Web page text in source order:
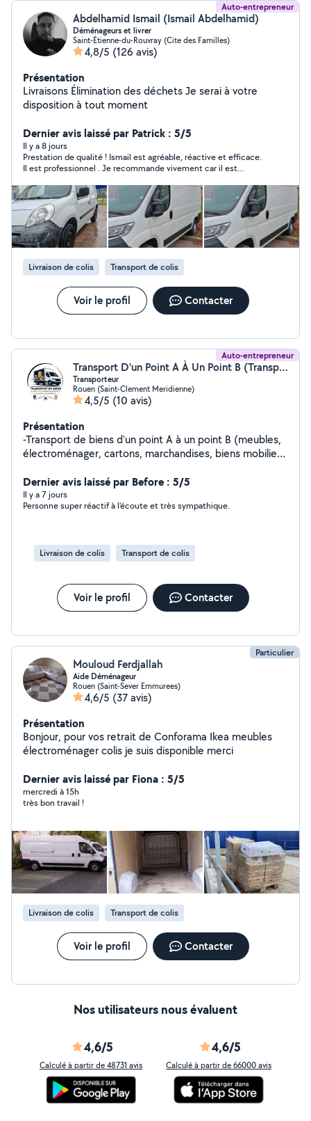
Auto-entrepreneur
Abdelhamid Ismail (Ismail Abdelhamid)
Déménageurs et livrer
Saint-Étienne-du-Rouvray (Cite des Familles)
4,8/5 (126 avis)
Présentation
Livraisons Élimination des déchets Je serai à votre
disposition à tout moment
Dernier avis laissé par Patrick : 5/5
Il y a 8 jours
Prestation de qualité ! Ismail est agréable, réactive et efficace.
Il est professionnel . Je recommande vivement car il est
de stockage. Merci encore!
Livraison de colis Transport de colis
Voir le profil Contacter
Auto-entrepreneur
Transport D'un Point A À Un Point B (Transport d'un point A à un point B)
Transporteur
Rouen (Saint-Clement Meridienne)
4,5/5 (10 avis)
Présentation
-Transport de biens d'un point A à un point B (meubles,
électroménager, cartons, marchandises, biens mobiliers
- Petits déménagements - Débarras d'encombrants
DISPONIBLE 7j/7
Dernier avis laissé par Before : 5/5
Il y a 7 jours
Personne super réactif à l'écoute et très sympathique.
Livraison de colis Transport de colis
Voir le profil Contacter
Particulier
Mouloud Ferdjallah
Aide Déménageur
Rouen (Saint-Sever Emmurees)
4,6/5 (37 avis)
Présentation
Bonjour, pour vos retrait de Conforama Ikea meubles
électroménager colis je suis disponible merci
Dernier avis laissé par Fiona : 5/5
mercredi à 15h
très bon travail !
Livraison de colis Transport de colis
Voir le profil Contacter
Nos utilisateurs nous évaluent
4,6/5
Calculé à partir de 48731 avis
4,6/5
Calculé à partir de 66000 avis